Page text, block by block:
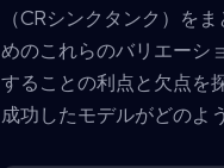
（CRシンクタンク）を
めのこれらのバリエーシ
することの利点と欠点を
成功したモデルがどのよ